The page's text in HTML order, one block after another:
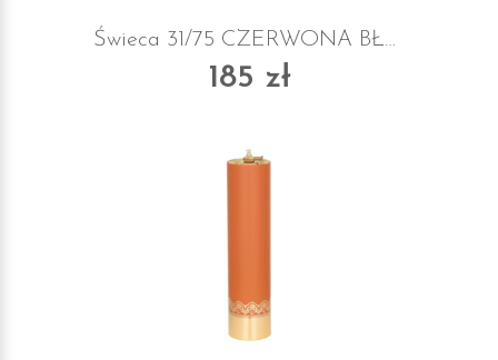
Świeca 31/75 CZERWONA BŁYSZCZĄCA
185 zł